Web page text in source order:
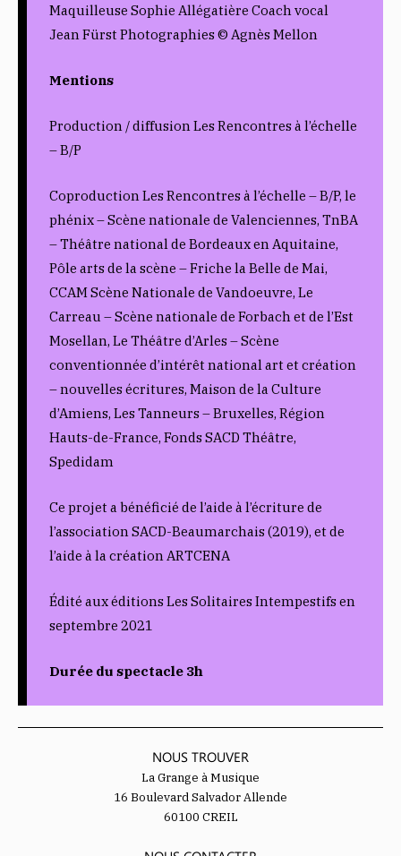
Maquilleuse Sophie Allégatière Coach vocal
Jean Fürst Photographies © Agnès Mellon
Mentions
Production / diffusion Les Rencontres à l’échelle
– B/P
Coproduction Les Rencontres à l’échelle – B/P, le
phénix – Scène nationale de Valenciennes, TnBA
– Théâtre national de Bordeaux en Aquitaine,
Pôle arts de la scène – Friche la Belle de Mai,
CCAM Scène Nationale de Vandoeuvre, Le
Carreau – Scène nationale de Forbach et de l’Est
Mosellan, Le Théâtre d’Arles – Scène
conventionnée d’intérêt national art et création
– nouvelles écritures, Maison de la Culture
d’Amiens, Les Tanneurs – Bruxelles, Région
Hauts-de-France, Fonds SACD Théâtre,
Spedidam
Ce projet a bénéficié de l’aide à l’écriture de
l’association SACD-Beaumarchais (2019), et de
l’aide à la création ARTCENA
Édité aux éditions Les Solitaires Intempestifs en
septembre 2021
Durée du spectacle 3h
NOUS TROUVER
La Grange à Musique
16 Boulevard Salvador Allende
60100 CREIL